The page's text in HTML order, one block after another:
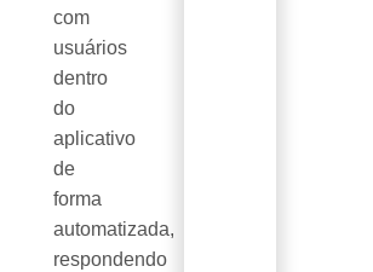
com
usuários
dentro
do
aplicativo
de
forma
automatizada,
respondendo